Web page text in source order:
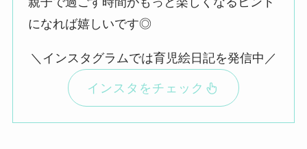
になれば嬉しいです◎
＼インスタグラムでは育児絵日記を発信中／
インスタをチェック